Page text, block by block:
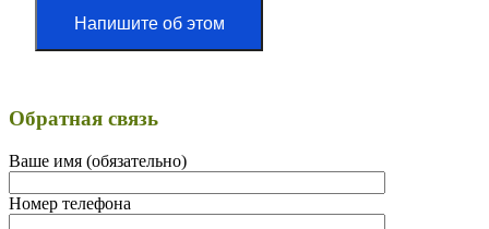
Напишите об этом
Обратная связь
Ваше имя (обязательно)
Номер телефона